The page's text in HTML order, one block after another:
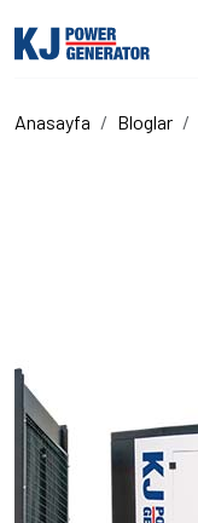
Anasayfa Bloglar